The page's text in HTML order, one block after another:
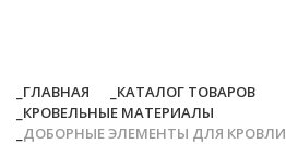
ГЛАВНАЯ
КАТАЛОГ ТОВАРОВ
КРОВЕЛЬНЫЕ МАТЕРИАЛЫ
ДОБОРНЫЕ ЭЛЕМЕНТЫ ДЛЯ КРОВЛИ